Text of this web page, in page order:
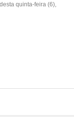
quinta-feira (6),